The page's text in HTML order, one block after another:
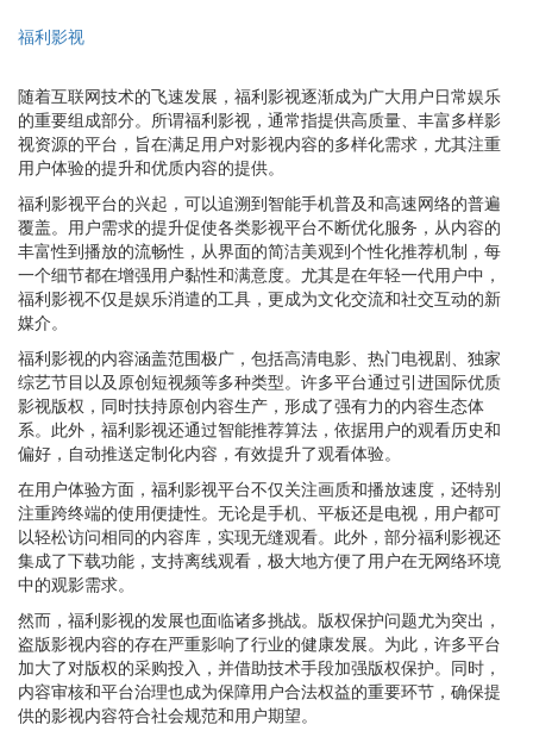
福利影视
随着互联网技术的飞速发展，福利影视逐渐成为广大用户日常娱乐
的重要组成部分。所谓福利影视，通常指提供高质量、丰富多样影
视资源的平台，旨在满足用户对影视内容的多样化需求，尤其注重
用户体验的提升和优质内容的提供。
福利影视平台的兴起，可以追溯到智能手机普及和高速网络的普遍
覆盖。用户需求的提升促使各类影视平台不断优化服务，从内容的
丰富性到播放的流畅性，从界面的简洁美观到个性化推荐机制，每
一个细节都在增强用户黏性和满意度。尤其是在年轻一代用户中，
福利影视不仅是娱乐消遣的工具，更成为文化交流和社交互动的新
媒介。
福利影视的内容涵盖范围极广，包括高清电影、热门电视剧、独家
综艺节目以及原创短视频等多种类型。许多平台通过引进国际优质
影视版权，同时扶持原创内容生产，形成了强有力的内容生态体
系。此外，福利影视还通过智能推荐算法，依据用户的观看历史和
偏好，自动推送定制化内容，有效提升了观看体验。
在用户体验方面，福利影视平台不仅关注画质和播放速度，还特别
注重跨终端的使用便捷性。无论是手机、平板还是电视，用户都可
以轻松访问相同的内容库，实现无缝观看。此外，部分福利影视还
集成了下载功能，支持离线观看，极大地方便了用户在无网络环境
中的观影需求。
然而，福利影视的发展也面临诸多挑战。版权保护问题尤为突出，
盗版影视内容的存在严重影响了行业的健康发展。为此，许多平台
加大了对版权的采购投入，并借助技术手段加强版权保护。同时，
内容审核和平台治理也成为保障用户合法权益的重要环节，确保提
供的影视内容符合社会规范和用户期望。